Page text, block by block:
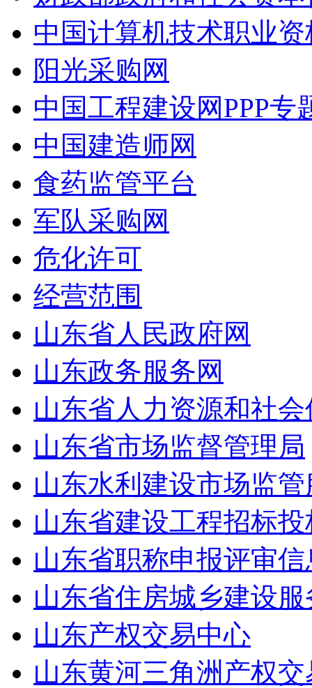
中国计算机技术职业资
阳光采购网
中国工程建设网PPP专
中国建造师网
食药监管平台
军队采购网
危化许可
经营范围
山东省人民政府网
山东政务服务网
山东省人力资源和社
山东省市场监督管理局
山东水利建设市场监
山东省建设工程招标
山东省职称申报评审
山东省住房城乡建设
山东产权交易中心
山东黄河三角洲产权